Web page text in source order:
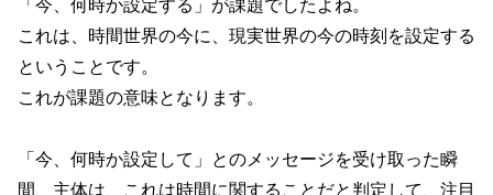
「今、何時か設定する」が課題でしたよね。
これは、時間世界の今に、現実世界の今の時刻を設定する
ということです。
これが課題の意味となります。
「今、何時か設定して」とのメッセージを受け取った瞬
間、主体は、これは時間に関することだと判定して、注目